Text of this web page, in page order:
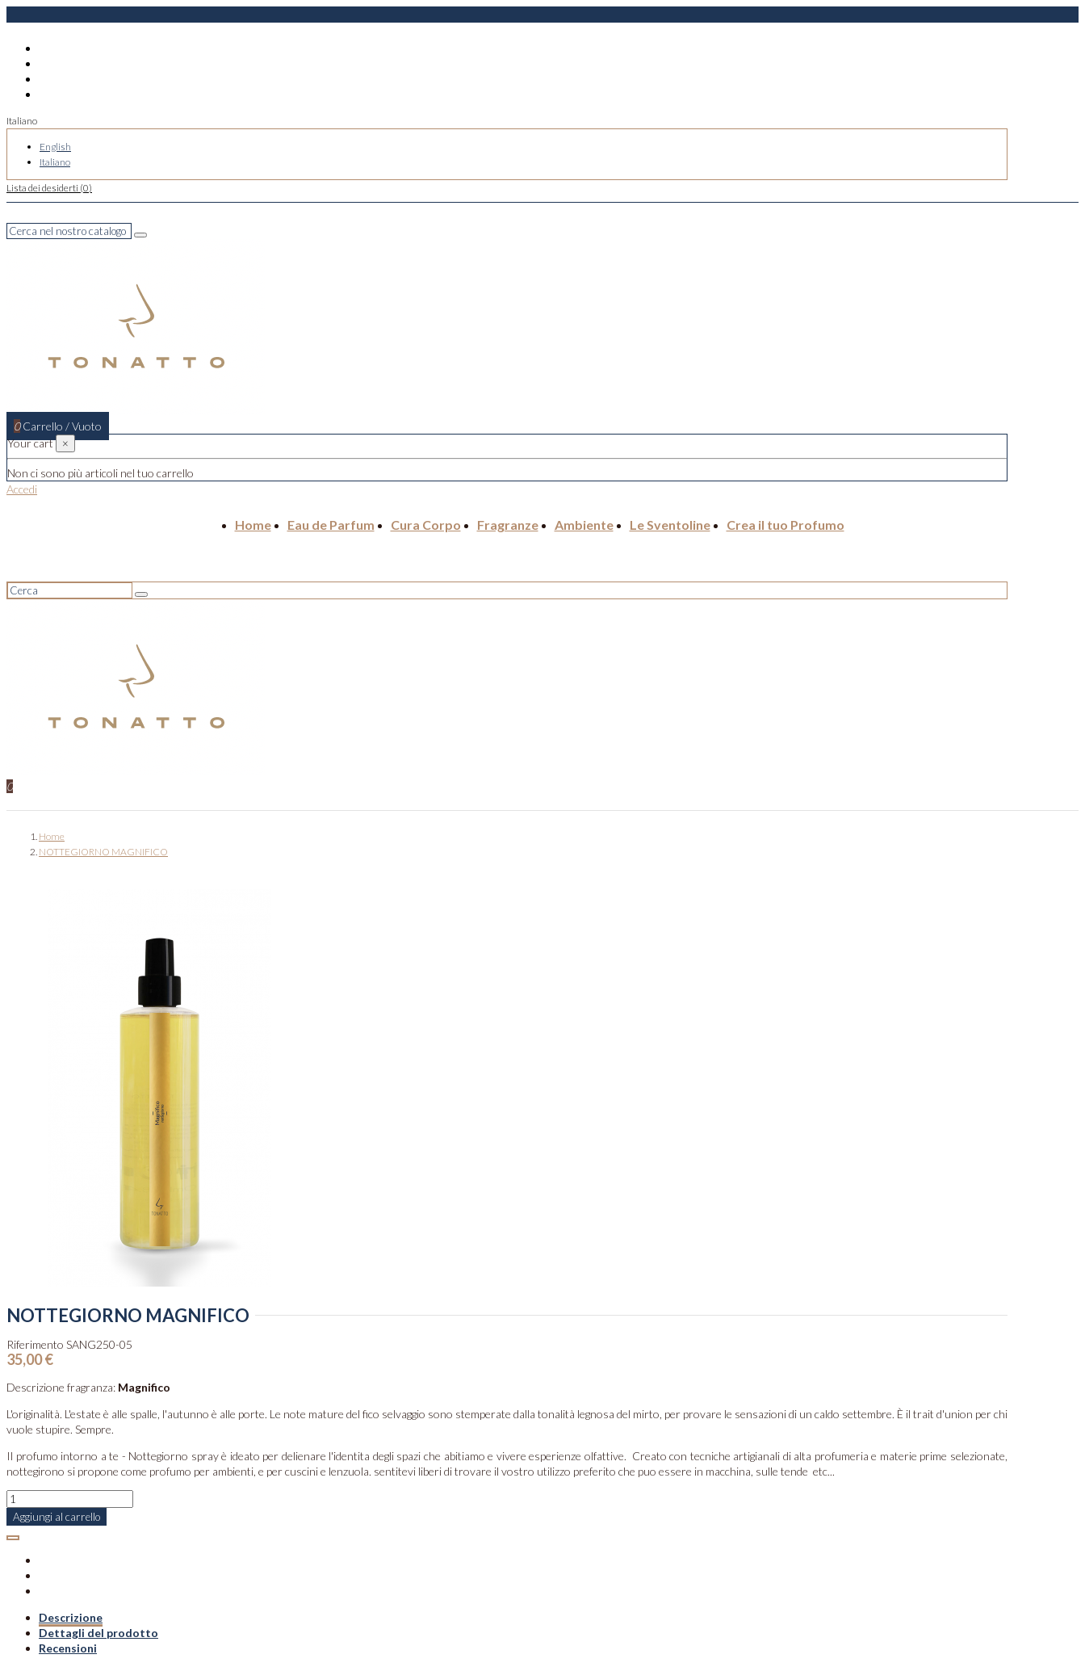
Italiano
English
Italiano
Lista dei desiderti (0)
0 Carrello /Vuoto
Your cart
×
Non ci sono più articoli nel tuo carrello
Accedi
Home Eau de Parfum Cura Corpo Fragranze Ambiente Le Sventoline Crea il tuo Profumo
0
Home
NOTTEGIORNO MAGNIFICO
NOTTEGIORNO MAGNIFICO
Riferimento SANG250-05
35,00 €
Descrizione fragranza: Magnifico
L'originalità. L'estate è alle spalle, l'autunno è alle porte. Le note mature del fico selvaggio sono stemperate dalla tonalità legnosa del mirto, per provare le sensazioni di un caldo settembre. È il trait d'union per chi
vuole stupire. Sempre.
Il profumo intorno a te - Nottegiorno spray è ideato per delienare l'identita degli spazi che abitiamo e vivere esperienze olfattive. Creato con tecniche artigianali di alta profumeria e materie prime selezionate,
nottegirono si propone come profumo per ambienti, e per cuscini e lenzuola. sentitevi liberi di trovare il vostro utilizzo preferito che puo essere in macchina, sulle tende etc...
Aggiungi al carrello
Descrizione
Dettagli del prodotto
Recensioni